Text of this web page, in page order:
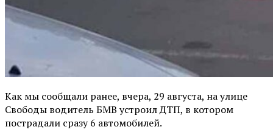
Как мы сообщали ранее, вчера, 29 августа, на улице
Свободы водитель БМВ устроил ДТП, в котором
пострадали сразу 6 автомобилей.